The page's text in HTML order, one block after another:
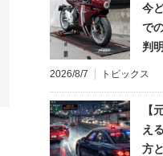
今
で
判
2026/8/7 トピックス
【
え
方